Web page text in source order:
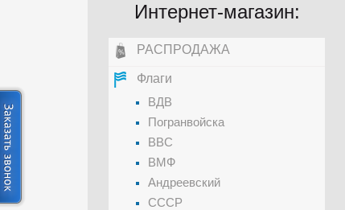
Интернет-магазин:
РАСПРОДАЖА
Флаги
ВДВ
Погранвойска
ВВС
ВМФ
Андреевский
СССР